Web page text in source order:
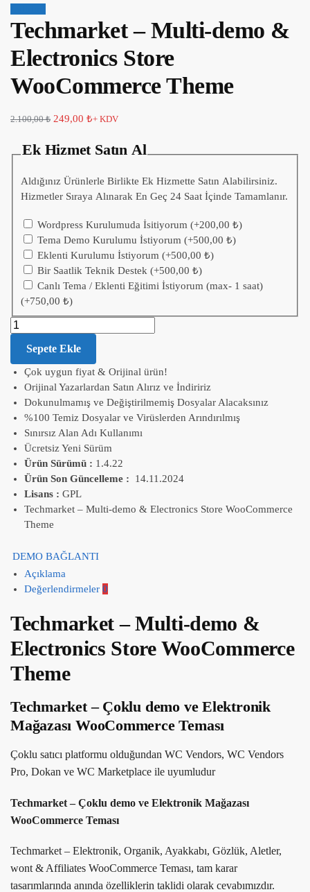
Techmarket – Multi-demo &
Electronics Store
WooCommerce Theme
2.100,00₺ 249,00 ₺+ KDV
Ek Hizmet Satın Al
Aldığınız Ürünlerle Birlikte Ek Hizmette Satın Alabilirsiniz.
Hizmetler Sıraya Alınarak En Geç 24 Saat İçinde Tamamlanır.
Wordpress Kurulumuda İsitiyorum(+200,00₺)
Tema Demo Kurulumu İstiyorum(+500,00₺)
Eklenti Kurulumu İstiyorum(+500,00₺)
Bir Saatlik Teknik Destek(+500,00₺)
Canlı Tema / Eklenti Eğitimi İstiyorum (max- 1 saat)
(+750,00₺)
Sepete Ekle
Çok uygun fiyat & Orijinal ürün!
Orijinal Yazarlardan Satın Alırız ve İndiririz
Dokunulmamış ve Değiştirilmemiş Dosyalar Alacaksınız
%100 Temiz Dosyalar ve Virüslerden Arındırılmış
Sınırsız Alan Adı Kullanımı
Ücretsiz Yeni Sürüm
Ürün Sürümü : 1.4.22
Ürün Son Güncelleme : 14.11.2024
Lisans : GPL
Techmarket – Multi-demo & Electronics Store WooCommerce
Theme
DEMO BAĞLANTI
Açıklama
Değerlendirmeler 0
Techmarket – Multi-demo &
Electronics Store WooCommerce
Theme
Techmarket – Çoklu demo ve Elektronik
Mağazası WooCommerce Teması
Çoklu satıcı platformu olduğundan WC Vendors, WC Vendors
Pro, Dokan ve WC Marketplace ile uyumludur
Techmarket – Çoklu demo ve Elektronik Mağazası
WooCommerce Teması
Techmarket – Elektronik, Organik, Ayakkabı, Gözlük, Aletler,
wont & Affiliates WooCommerce Teması, tam karar
tasarımlarında anında özelliklerin taklidi olarak cevabımızdır.